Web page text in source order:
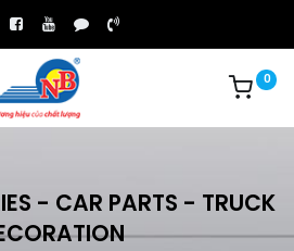
0
- CAR PARTS - TRUCK